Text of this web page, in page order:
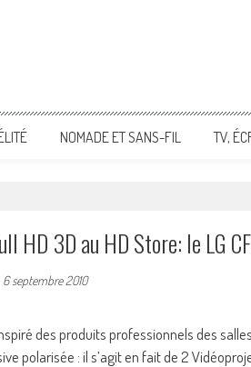
NOMADE ET SANS-FIL TV,
HD 3D au HD Store: le LG
6 septembre 2010
des produits professionnels des
polarisée : il s’agit en fait de 2